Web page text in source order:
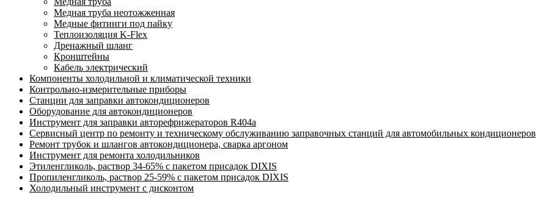
Медная труба неотожженная
Медные фитинги под пайку
Теплоизоляция K-Flex
Дренажный шланг
Кронштейны
Кабель электрический
Компоненты холодильной и климатической техники
Контрольно-измерительные приборы
Станции для заправки автокондиционеров
Оборудование для автокондиционеров
Инструмент для заправки авторефрижераторов R404a
Сервисный центр по ремонту и техническому обслуживанию заправочных станций для автомобильных кондиционеров
Ремонт трубок и шлангов автокондиционера, сварка аргоном
Инструмент для ремонта холодильников
Этиленгликоль, раствор 34-65% с пакетом присадок DIXIS
Пропиленгликоль, раствор 25-59% с пакетом присадок DIXIS
Холодильный инструмент с дисконтом